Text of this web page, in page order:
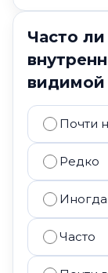
Часто
Почти
Редко
Иногда
Часто